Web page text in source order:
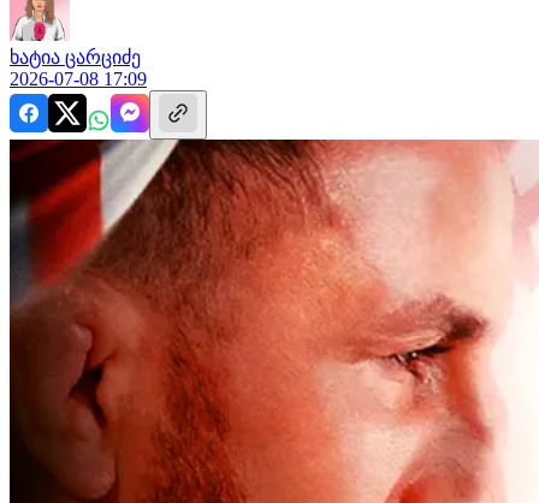
ხატია ცარციძე
2026-07-08 17:09